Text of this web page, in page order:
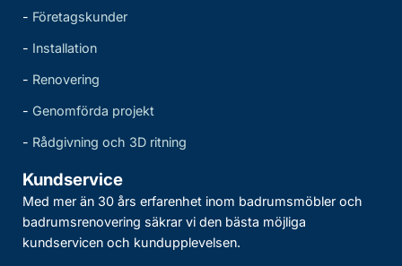
- Företagskunder
- Installation
- Renovering
- Genomförda projekt
- Rådgivning och 3D ritning
Kundservice
Med mer än 30 års erfarenhet inom badrumsmöbler och
badrumsrenovering säkrar vi den bästa möjliga
kundservicen och kundupplevelsen.